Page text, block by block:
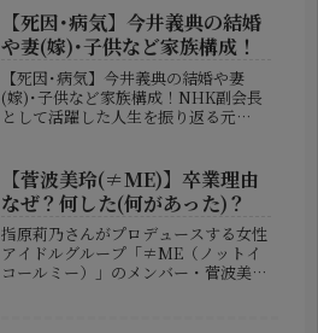
その名前を聞いて「誰？」と思った方
も少なくないかもしれませんが...
【死因･病気】今井義典の結婚
や妻(嫁)･子供など家族構成！
【死因･病気】今井義典の結婚や妻
(嫁)･子供など家族構成！NHK副会長
として活躍した人生を振り返る元
年5月28日に亡くなりました。81歳で
した。長年にわたりNHKの報道や...
【菅波美玲(≠ME)】卒業理由
なぜ？何した(何があった)？
指原莉乃さんがプロデュースする女性
アイドルグループ「≠ME（ノットイ
コールミー）」のメンバー・菅波美玲